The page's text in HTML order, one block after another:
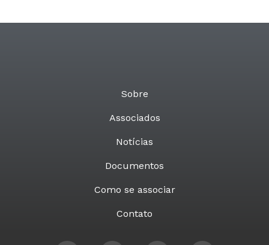
Sobre
Associados
Notícias
Documentos
Como se associar
Contato